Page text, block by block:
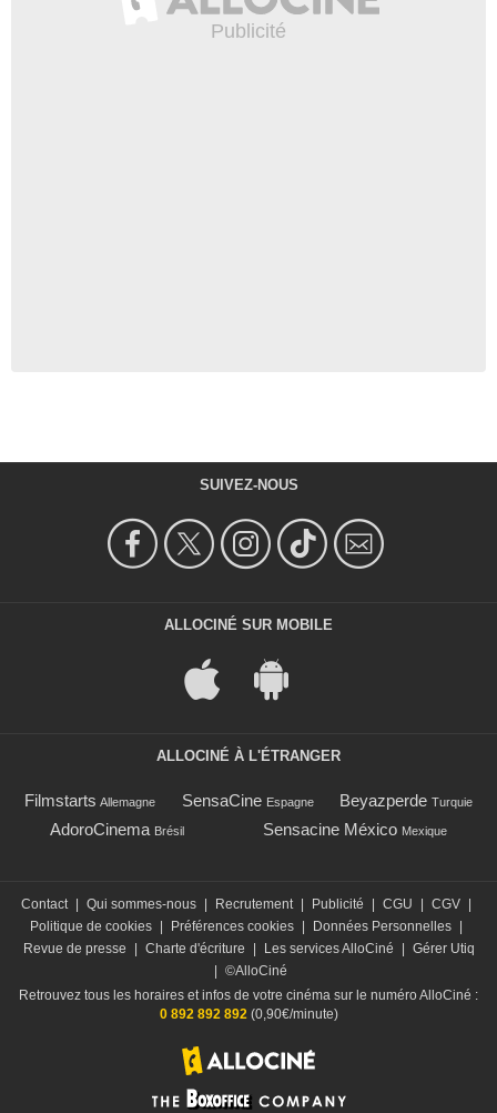
SUIVEZ-NOUS
ALLOCINÉ SUR MOBILE
ALLOCINÉ À L'ÉTRANGER
Filmstarts Allemagne SensaCine Espagne Beyazperde Turquie
AdoroCinema Brésil Sensacine México Mexique
Contact | Qui sommes-nous | Recrutement | Publicité | CGU | CGV |
Politique de cookies | Préférences cookies | Données Personnelles |
Revue de presse
| Charte d'écriture | Les services AlloCiné | Gérer Utiq
| ©AlloCiné
Retrouvez tous les horaires et infos de votre cinéma sur le numéro AlloCiné :
0 892 892 892 (0,90€/minute)